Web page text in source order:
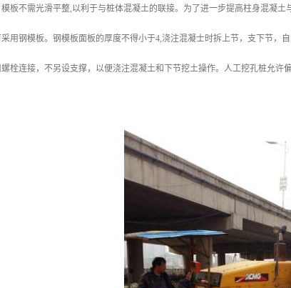
板不需光滑平整,以利于与桩体混凝土的联接。为了进一步提高柱身混凝
用钢模板。钢模板面板的厚度不得小于4,浇注混凝士时拆上节，支下节，
栓连接，不另设支撑，以便浇注混凝土和下节挖土操作。人工挖孔桩允许